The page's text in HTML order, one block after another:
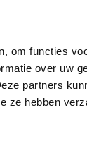
om functies
over uw
partners
ze hebben
Over ons